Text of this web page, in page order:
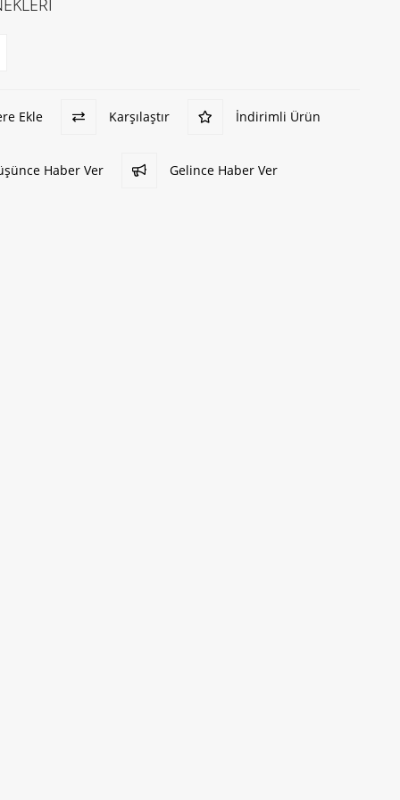
Ekle Karşılaştır İndirimli Ürün
Haber Ver Gelince Haber Ver